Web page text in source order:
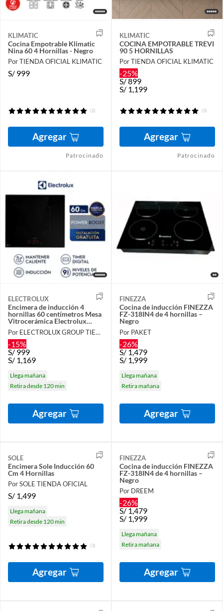
KLIMATIC
Cocina Empotrable Klimatic
Nina 60 4 Hornillas - Negro
Por TIENDA OFICIAL KLIMATIC
S/ 999
(2)
Agregar
Patrocinado
KLIMATIC
COCINA EMPOTRABLE TREVI
90 5 HORNILLAS
Por TIENDA OFICIAL KLIMATIC
-25%
S/899
S/ 1,199
(3)
Agregar
Patrocinado
ELECTROLUX
Encimera de inducción 4
hornillas 60 centímetros Mesa
Vitrocerámica Electrolux
IE4TW
Por ELECTROLUX GROUP TIENDA OFICIAL
-15%
S/999
S/ 1,169
Llega mañana
Retira desde 120 min
Agregar
FINEZZA
Cocina de inducción FINEZZA
FZ-318IN4 de 4 hornillas –
Negro
Por PAKET
-26%
S/1,479
S/ 1,999
Llega mañana
Retira mañana
Agregar
SOLE
Encimera Sole Inducción 60
Cm 4 Hornillas
Por SOLE TIENDA OFICIAL
S/ 1,499
Llega mañana
Retira desde 120 min
(3)
Agregar
FINEZZA
Cocina de inducción FINEZZA
FZ-318IN4 de 4 hornillas –
Negro
Por DREEM
-26%
S/1,479
S/ 1,999
Llega mañana
Retira mañana
Agregar